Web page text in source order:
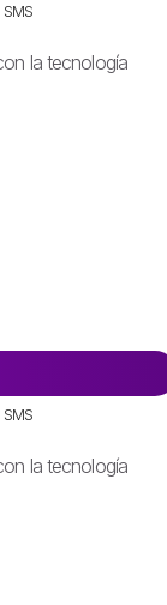
la tecnología
la tecnología